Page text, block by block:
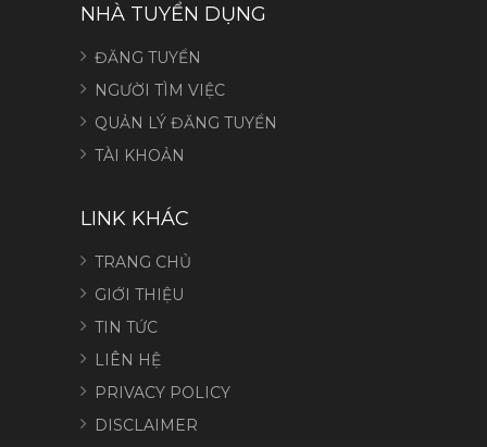
NHÀ TUYỂN DỤNG
ĐĂNG TUYỂN
NGƯỜI TÌM VIỆC
QUẢN LÝ ĐĂNG TUYỂN
TÀI KHOẢN
LINK KHÁC
TRANG CHỦ
GIỚI THIỆU
TIN TỨC
LIÊN HỆ
PRIVACY POLICY
DISCLAIMER